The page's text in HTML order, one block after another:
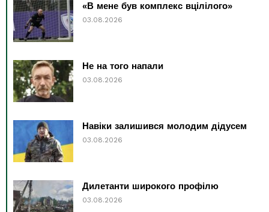
«В мене був комплекс вцілілого»
03.08.2026
Не на того напали
03.08.2026
Навіки залишився молодим дідусем
03.08.2026
Дилетанти широкого профілю
03.08.2026